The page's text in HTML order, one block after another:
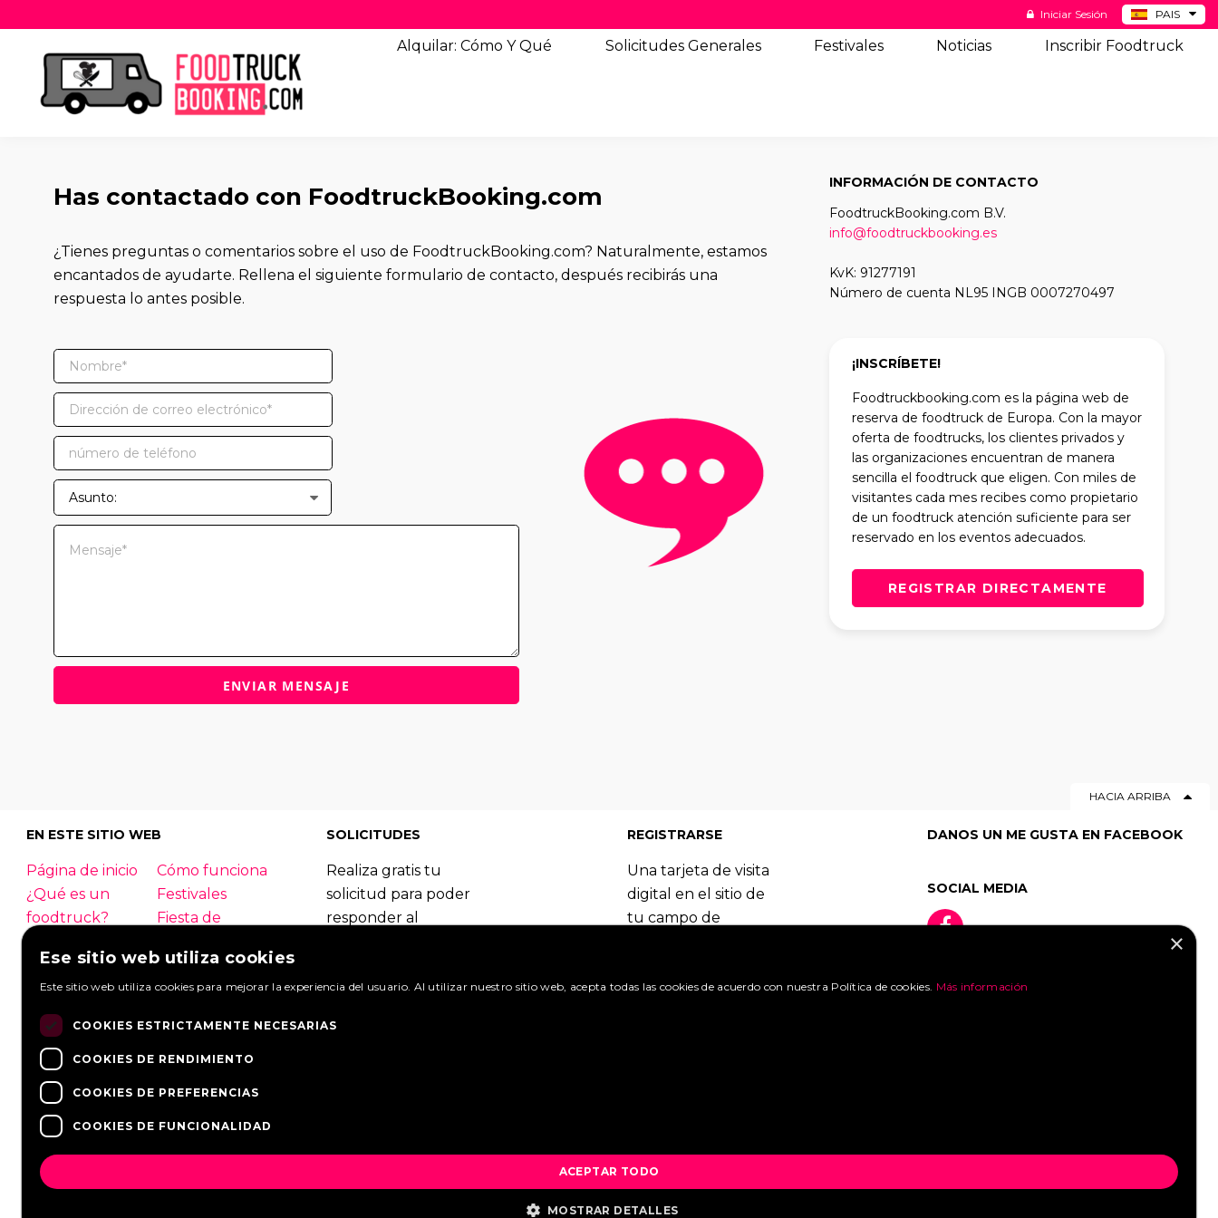
PAIS
Iniciar Sesión
Alquilar: Cómo Y Qué SolicitudesGenerales Festivales Noticias Inscribir Foodtruck
Has contactado con FoodtruckBooking.com
¿Tienes preguntas o comentarios sobre el uso de FoodtruckBooking.com? Naturalmente, estamos
encantados de ayudarte. Rellena el siguiente formulario de contacto, después recibirás una
respuesta lo antes posible.
Asunto:
INFORMACIÓN DE CONTACTO
FoodtruckBooking.com B.V.
info@foodtruckbooking.es
KvK: 91277191
Número de cuenta NL95 INGB 0007270497
¡INSCRÍBETE!
Foodtruckbooking.com es la página web de
reserva de foodtruck de Europa. Con la mayor
oferta de foodtrucks, los clientes privados y
las organizaciones encuentran de manera
sencilla el foodtruck que eligen. Con miles de
visitantes cada mes recibes como propietario
de un foodtruck atención suficiente para ser
reservado en los eventos adecuados.
REGISTRAR DIRECTAMENTE
HACIA ARRIBA
EN ESTE SITIO WEB
Página de inicio
Cómo funciona
¿Qué es un
foodtruck?
Festivales
Fiesta de
Boda
Contacto
Inicio de sesión
Información
PREGUNTAS
FRECUENTES
Noticias
SOLICITUDES
Realiza gratis tu
solicitud para poder
responder al
Hacer una solicitud »
REGISTRARSE
Una tarjeta de visita
digital en el sitio de
tu campo de
benefíciate de las
DANOS UN ME GUSTA EN FACEBOOK
SOCIAL MEDIA
×
Ese sitio web utiliza cookies
Este sitio web utiliza cookies para mejorar la experiencia del usuario. Al utilizar nuestro sitio web, acepta todas las cookies de acuerdo con nuestra Política de cookies. Más información
COOKIES ESTRICTAMENTE NECESARIAS
COOKIES DE RENDIMIENTO
COOKIES DE PREFERENCIAS
COOKIES DE FUNCIONALIDAD
ACEPTAR TODO
MOSTRAR DETALLES